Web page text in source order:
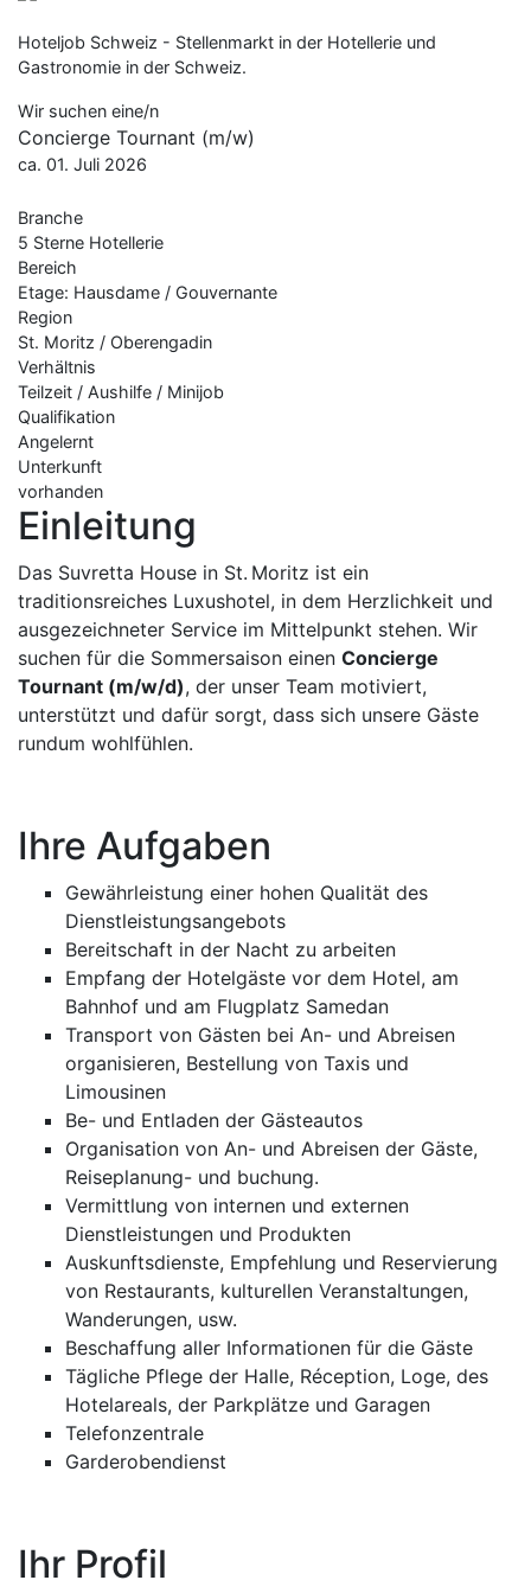
Hoteljob Schweiz - Stellenmarkt in der Hotellerie und
Gastronomie in der Schweiz.
Wir suchen eine/n
Concierge Tournant (m/w)
ca. 01. Juli 2026
Branche
5 Sterne Hotellerie
Bereich
Etage: Hausdame / Gouvernante
Region
St. Moritz / Oberengadin
Verhältnis
Teilzeit / Aushilfe / Minijob
Qualifikation
Angelernt
Unterkunft
vorhanden
Einleitung
Das Suvretta House in St. Moritz ist ein
traditionsreiches Luxushotel, in dem Herzlichkeit und
ausgezeichneter Service im Mittelpunkt stehen. Wir
suchen für die Sommersaison einen Concierge
Tournant (m/w/d), der unser Team motiviert,
unterstützt und dafür sorgt, dass sich unsere Gäste
rundum wohlfühlen.
Ihre Aufgaben
Gewährleistung einer hohen Qualität des
Dienstleistungsangebots
Bereitschaft in der Nacht zu arbeiten
Empfang der Hotelgäste vor dem Hotel, am
Bahnhof und am Flugplatz Samedan
Transport von Gästen bei An- und Abreisen
organisieren, Bestellung von Taxis und
Limousinen
Be- und Entladen der Gästeautos
Organisation von An- und Abreisen der Gäste,
Reiseplanung- und buchung.
Vermittlung von internen und externen
Dienstleistungen und Produkten
Auskunftsdienste, Empfehlung und Reservierung
von Restaurants, kulturellen Veranstaltungen,
Wanderungen, usw.
Beschaffung aller Informationen für die Gäste
Tägliche Pflege der Halle, Réception, Loge, des
Hotelareals, der Parkplätze und Garagen
Telefonzentrale
Garderobendienst
Ihr Profil